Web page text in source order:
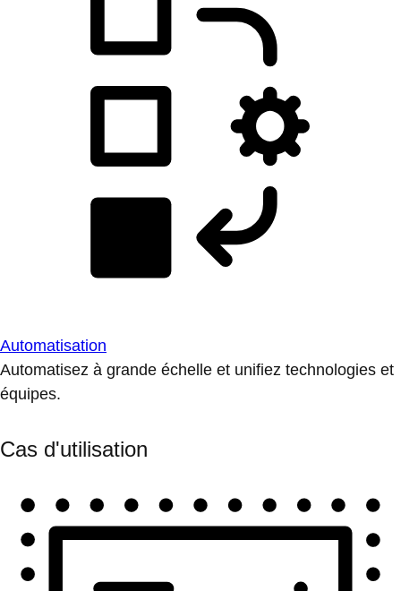
Automatisation
Automatisez à grande échelle et unifiez technologies et
équipes.
Cas d'utilisation